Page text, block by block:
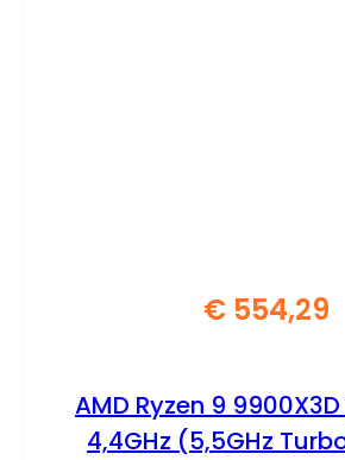
€ 554,29
AMD Ryzen 9 9900X3D
4,4GHz (5,5GHz